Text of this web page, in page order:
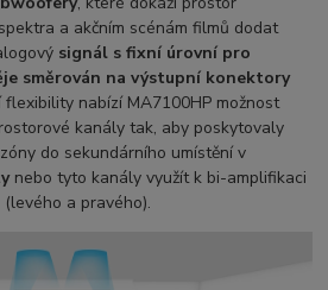
a akčním scénám filmů dodat
signál s fixní úrovní pro
je směrován na výstupní konektory
flexibility nabízí MA7100HP možnost
kanály tak, aby poskytovaly
do sekundárního umístění v
nebo tyto kanály využít k bi-amplifikaci
a pravého).